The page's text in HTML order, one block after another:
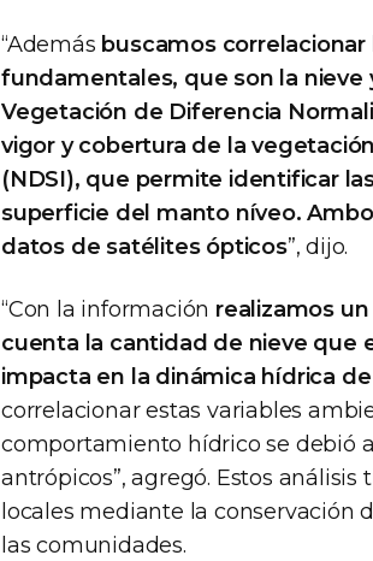
“Además buscamos
fundamentales, que son la nieve
Vegetación de Diferencia
vigor y cobertura de la
(NDSI), que permite identificar
superficie del manto níveo.
datos de satélites ópticos”, dijo.
“Con la información realizamos
cuenta la cantidad de nieve que
impacta en la dinámica hídrica
correlacionar estas variables
comportamiento hídrico se debió
antrópicos”, agregó. Estos
locales mediante la conservación
las comunidades.